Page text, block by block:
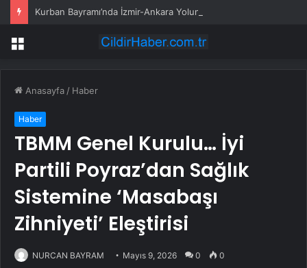
Kurban Bayramı’nda İzmir-Ankara Yolunda Yoğunluk
Menü
Anasayfa / Haber
Haber
TBMM Genel Kurulu… İyi
Partili Poyraz’dan Sağlık
Sistemine ‘Masabaşı
Zihniyeti’ Eleştirisi
NURCAN BAYRAM Mayıs 9, 2026 0 0